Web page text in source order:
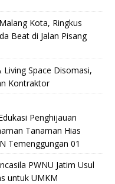
Kota, Ringkus
Beat di Jalan Pisang
Space Disomasi,
Kontraktor
Penghijauan
Tanaman Hias
Temenggungan 01
PWNU Jatim Usul
untuk UMKM